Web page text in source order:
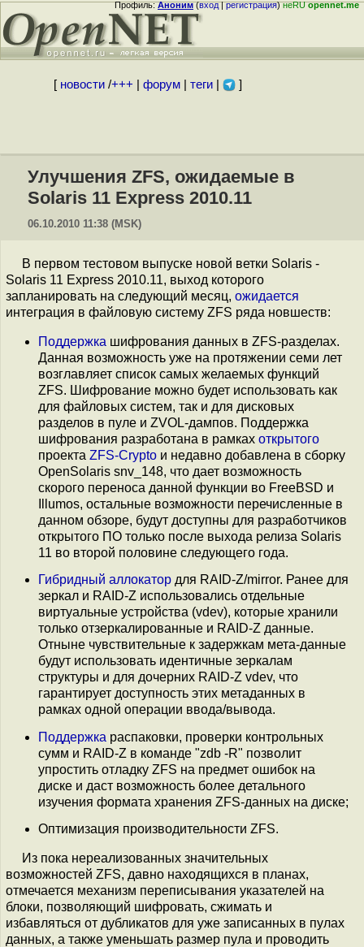
Профиль:Аноним(вход|регистрация)неRUopennet.me
[ новости/+++ форум| теги| ]
Улучшения ZFS, ожидаемые в
Solaris 11 Express 2010.11
06.10.2010 11:38 (MSK)
В первом тестовом выпуске новой ветки Solaris -
Solaris 11 Express 2010.11, выход которого
запланировать на следующий месяц, ожидается
интеграция в файловую систему ZFS ряда новшеств:
Поддержка шифрования данных в ZFS-разделах.
Данная возможность уже на протяжении семи лет
возглавляет список самых желаемых функций
ZFS. Шифрование можно будет использовать как
для файловых систем, так и для дисковых
разделов в пуле и ZVOL-дампов. Поддержка
шифрования разработана в рамках открытого
проекта ZFS-Crypto и недавно добавлена в сборку
OpenSolaris snv_148, что дает возможность
скорого переноса данной функции во FreeBSD и
Illumos, остальные возможности перечисленные в
данном обзоре, будут доступны для разработчиков
открытого ПО только после выхода релиза Solaris
11 во второй половине следующего года.
Гибридный аллокатор для RAID-Z/mirror. Ранее для
зеркал и RAID-Z использовались отдельные
виртуальные устройства (vdev), которые хранили
только отзеркалированные и RAID-Z данные.
Отныне чувствительные к задержкам мета-данные
будут использовать идентичные зеркалам
структуры и для дочерних RAID-Z vdev, что
гарантирует доступность этих метаданных в
рамках одной операции ввода/вывода.
Поддержка распаковки, проверки контрольных
сумм и RAID-Z в команде "zdb -R" позволит
упростить отладку ZFS на предмет ошибок на
диске и даст возможность более детального
изучения формата хранения ZFS-данных на диске;
Оптимизация производительности ZFS.
Из пока нереализованных значительных
возможностей ZFS, давно находящихся в планах,
отмечается механизм переписывания указателей на
блоки, позволяющий шифровать, сжимать и
избавляться от дубликатов для уже записанных в пулах
данных, а также уменьшать размер пула и проводить